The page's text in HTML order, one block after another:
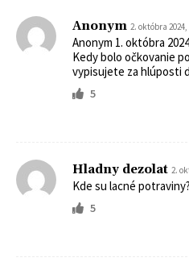
Anonym 2. októbra 2024,
Anonym 1. októbra
Kedy bolo očkovanie
vypisujete za hlúposti
5
Hladny dezolat 2.
Kde su lacné potraviny?
5